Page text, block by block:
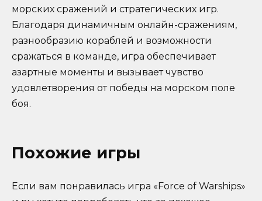
морских сражений и стратегических игр.
Благодаря динамичным онлайн-сражениям,
разнообразию кораблей и возможности
сражаться в команде, игра обеспечивает
азартные моменты и вызывает чувство
удовлетворения от победы на морском поле
боя.
Похожие игры
Если вам понравилась игра «Force of Warships»